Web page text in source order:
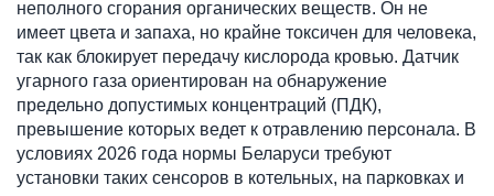
неполного сгорания органических веществ. Он не
имеет цвета и запаха, но крайне токсичен для человека,
так как блокирует передачу кислорода кровью. Датчик
угарного газа ориентирован на обнаружение
предельно допустимых концентраций (ПДК),
превышение которых ведет к отравлению персонала. В
условиях 2026 года нормы Беларуси требуют
установки таких сенсоров в котельных, на парковках и